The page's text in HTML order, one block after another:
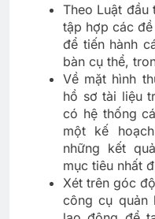
Theo Luật đầu
tập hợp các
để tiến hành
bàn cụ thể,
Về mặt hình
hồ sơ tài liệu
có hệ thống
một kế
những kết
mục tiêu nhất
Xét trên góc
công cụ